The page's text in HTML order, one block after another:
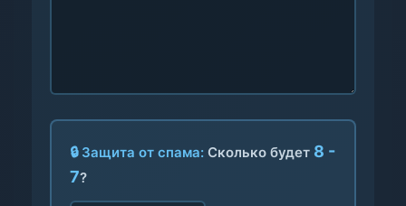
🔒 Защита от спама: Сколько будет 8 -
7?